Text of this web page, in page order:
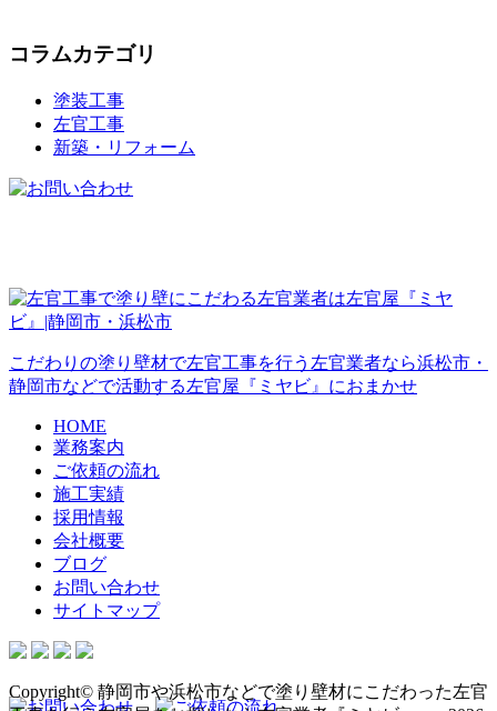
コラムカテゴリ
塗装工事
左官工事
新築・リフォーム
こだわりの塗り壁材で左官工事を行う左官業者なら浜松市・
静岡市などで活動する左官屋『ミヤビ』におまかせ
HOME
業務案内
ご依頼の流れ
施工実績
採用情報
会社概要
ブログ
お問い合わせ
サイトマップ
Copyright© 静岡市や浜松市などで塗り壁材にこだわった左官